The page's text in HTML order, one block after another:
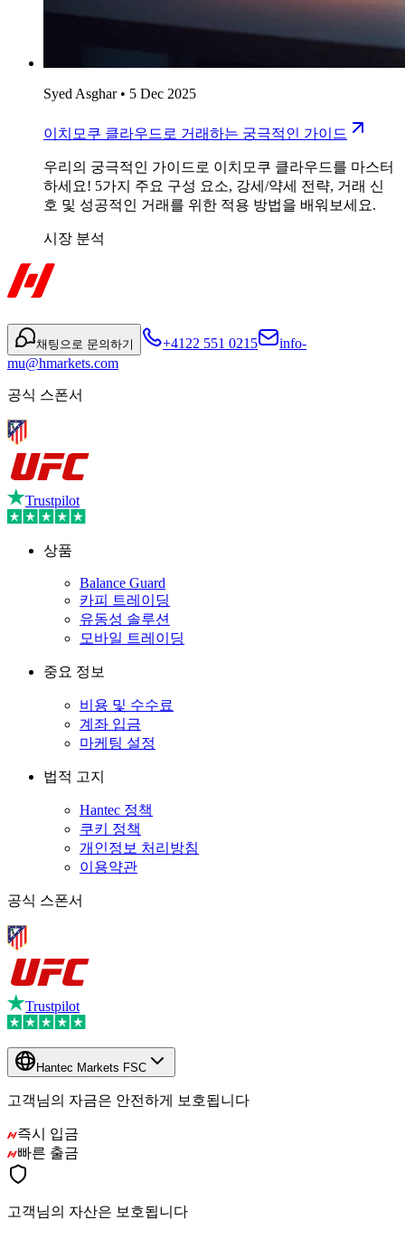
Syed Asghar• 5 Dec 2025
이치모쿠 클라우드로 거래하는 궁극적인 가이드
우리의 궁극적인 가이드로 이치모쿠 클라우드를 마스터
하세요! 5가지 주요 구성 요소, 강세/약세 전략, 거래 신
호 및 성공적인 거래를 위한 적용 방법을 배워보세요.
시장 분석
채팅으로 문의하기 +4122 551 0215
info-
mu@hmarkets.com
공식 스폰서
Trustpilot
상품
Balance Guard
카피 트레이딩
유동성 솔루션
모바일 트레이딩
중요 정보
비용 및 수수료
계좌 입금
마케팅 설정
법적 고지
Hantec 정책
쿠키 정책
개인정보 처리방침
이용약관
공식 스폰서
Trustpilot
Hantec Markets FSC
고객님의 자금은 안전하게 보호됩니다
즉시 입금
빠른 출금
고객님의 자산은 보호됩니다